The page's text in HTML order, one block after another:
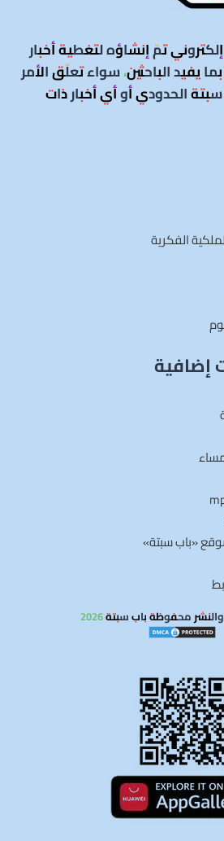
تمّ إنشاؤه لتغطية أخبار
يفيد الباحثين، سواء تعلّق الأمر
الحدودي أو أي أخبار ذات
الفكرية
إضافية
«باب سبتة»
محفوظة باب سبتة 2026